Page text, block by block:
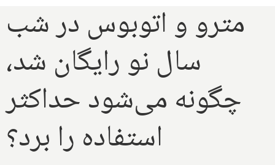
مترو و اتوبوس در شب
سال نو رایگان شد،
چگونه می‌شود حداکثر
استفاده را برد؟